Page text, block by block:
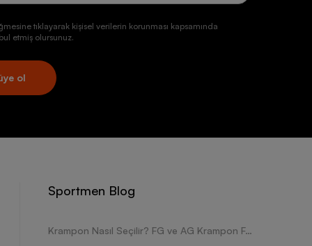
tıklayarak kişisel verilerin korunması kapsamında
etmiş olursunuz.
ol
Sportmen Blog
Krampon Nasıl Seçilir? FG ve AG Krampon Farkları Nelerdir?